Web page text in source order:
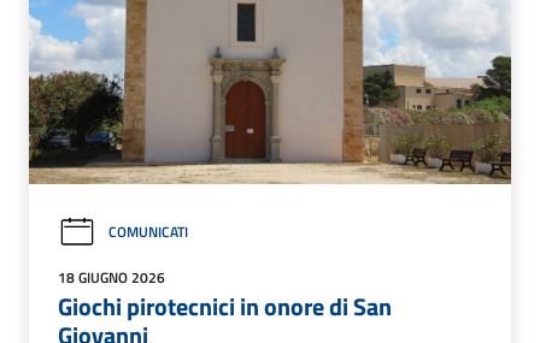
COMUNICATI
18 GIUGNO 2026
Giochi pirotecnici in onore di San
Giovanni